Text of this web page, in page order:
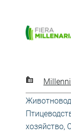
хозяйство,